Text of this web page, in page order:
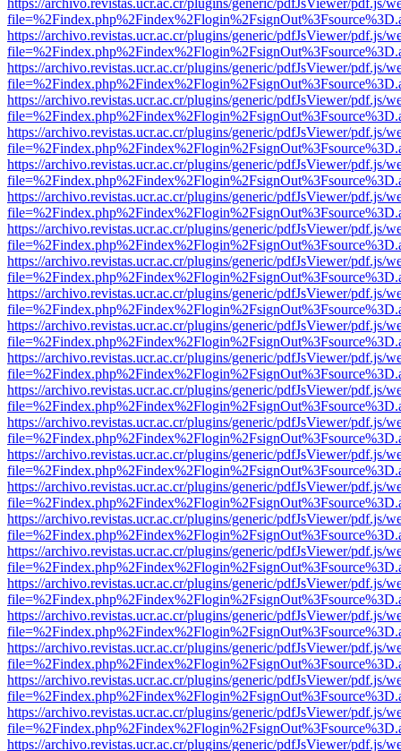
https://archivo.revistas.ucr.ac.cr/plugins/generic/pdfJsViewer/pdf.js/
https://archivo.revistas.ucr.ac.cr/plugins/generic/pdfJsViewer/pdf.js/
https://archivo.revistas.ucr.ac.cr/plugins/generic/pdfJsViewer/pdf.js/
https://archivo.revistas.ucr.ac.cr/plugins/generic/pdfJsViewer/pdf.js/
https://archivo.revistas.ucr.ac.cr/plugins/generic/pdfJsViewer/pdf.js/
https://archivo.revistas.ucr.ac.cr/plugins/generic/pdfJsViewer/pdf.js/
https://archivo.revistas.ucr.ac.cr/plugins/generic/pdfJsViewer/pdf.js/
https://archivo.revistas.ucr.ac.cr/plugins/generic/pdfJsViewer/pdf.js/
https://archivo.revistas.ucr.ac.cr/plugins/generic/pdfJsViewer/pdf.js/
https://archivo.revistas.ucr.ac.cr/plugins/generic/pdfJsViewer/pdf.js/
https://archivo.revistas.ucr.ac.cr/plugins/generic/pdfJsViewer/pdf.js/
https://archivo.revistas.ucr.ac.cr/plugins/generic/pdfJsViewer/pdf.js/
https://archivo.revistas.ucr.ac.cr/plugins/generic/pdfJsViewer/pdf.js/
https://archivo.revistas.ucr.ac.cr/plugins/generic/pdfJsViewer/pdf.js/
https://archivo.revistas.ucr.ac.cr/plugins/generic/pdfJsViewer/pdf.js/
https://archivo.revistas.ucr.ac.cr/plugins/generic/pdfJsViewer/pdf.js/
https://archivo.revistas.ucr.ac.cr/plugins/generic/pdfJsViewer/pdf.js/
https://archivo.revistas.ucr.ac.cr/plugins/generic/pdfJsViewer/pdf.js/
https://archivo.revistas.ucr.ac.cr/plugins/generic/pdfJsViewer/pdf.js/
https://archivo.revistas.ucr.ac.cr/plugins/generic/pdfJsViewer/pdf.js/
https://archivo.revistas.ucr.ac.cr/plugins/generic/pdfJsViewer/pdf.js/
https://archivo.revistas.ucr.ac.cr/plugins/generic/pdfJsViewer/pdf.js/
https://archivo.revistas.ucr.ac.cr/plugins/generic/pdfJsViewer/pdf.js/
https://archivo.revistas.ucr.ac.cr/plugins/generic/pdfJsViewer/pdf.js/